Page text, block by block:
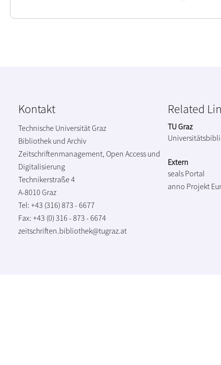
Kontakt
Technische Universität Graz
Bibliothek und Archiv
Zeitschriftenmanagement, Open Access und
Digitalisierung
Technikerstraße 4
A-8010 Graz
Tel: +43 (316) 873 - 6677
Fax: +43 (0) 316 - 873 - 6674
zeitschriften.bibliothek@tugraz.at
Related
TU Graz
Extern
seals Portal
anno Projekt